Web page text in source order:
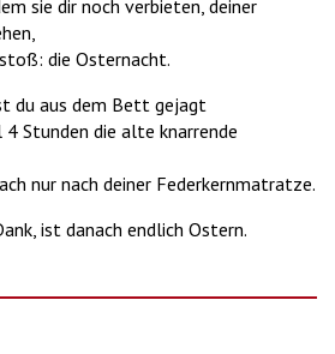
sie dir noch verbieten, deiner
die Osternacht.
du aus dem Bett gejagt
4 Stunden die alte knarrende
nur nach deiner Federkernmatratze.
ist danach endlich Ostern.